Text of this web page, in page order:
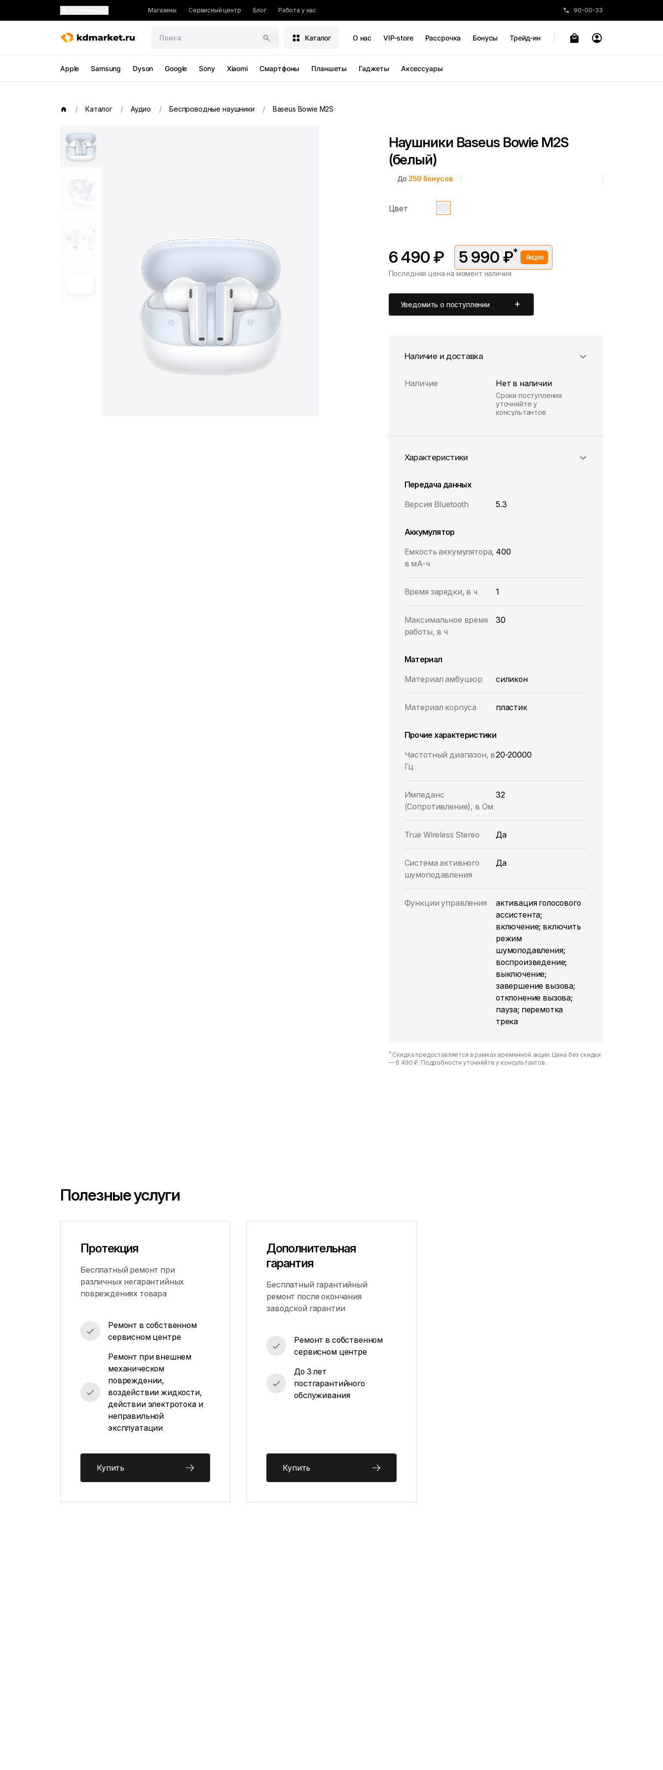
Магазины Сервисный центр Блог Работа у нас 90-00-33
Каталог О нас VIP-store Рассрочка Бонусы Трейд-ин
Apple Samsung Dyson Google Sony Xiaomi Смартфоны Планшеты Гаджеты Аксессуары
Каталог Аудио Беспроводные наушники Baseus Bowie M2S
Наушники Baseus Bowie M2S
(белый)
До 259бонусов
Цвет
6 490 ₽ 5 990 ₽* Акция
*Скидка предоставляется в рамках временной акции.
Последняя цена на момент наличия
Уведомить о поступлении
Наличие и доставка
Наличие Нет в наличии
Сроки поступления
уточняйте у
консультантов
Характеристики
Передача данных
Версия Bluetooth
5.3
Аккумулятор
Емкость аккумулятора,
в мА-ч
400
Время зарядки, в ч 1
Максимальное время
работы, в ч
30
Материал
Материал амбушюр
силикон
Материал корпуса пластик
Прочие характеристики
Частотный диапазон, в
Гц
20-20000
Импеданс
(Сопротивление), в Ом
32
True Wireless Stereo Да
Система активного
шумоподавления
Да
Функции управления
активация голосового
ассистента;
включение; включить
режим
шумоподавления;
воспроизведение;
выключение;
завершение вызова;
отклонение вызова;
пауза; перемотка
трека
* Скидка предоставляется в рамках временной акции. Цена без скидки
— 6 490 ₽. Подробности уточняйте у консультантов.
Полезные услуги
Протекция
Бесплатный ремонт при
различных негарантийных
повреждениях товара
Ремонт в собственном
сервисном центре
Ремонт при внешнем
механическом
повреждении,
воздействии жидкости,
действии электротока и
неправильной
эксплуатации
Купить
Дополнительная
гарантия
Бесплатный гарантийный
ремонт после окончания
заводской гарантии
Ремонт в собственном
сервисном центре
До 3 лет
постгарантийного
обслуживания
Купить